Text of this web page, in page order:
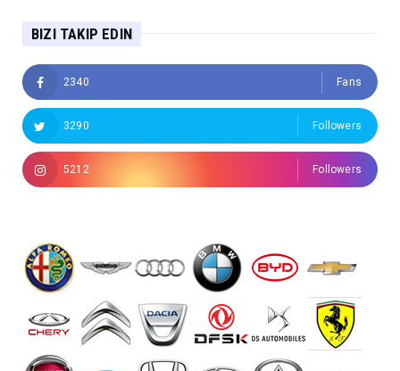
BIZI TAKIP EDIN
2340 Fans
3290 Followers
5212 Followers